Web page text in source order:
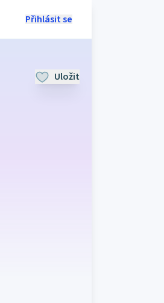
Přihlásit se
Uložit